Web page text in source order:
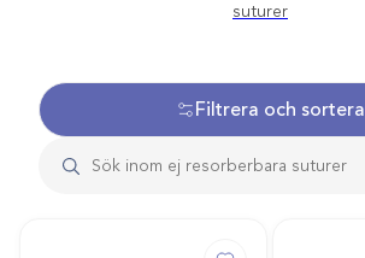
suturer
Filtrera och sortera